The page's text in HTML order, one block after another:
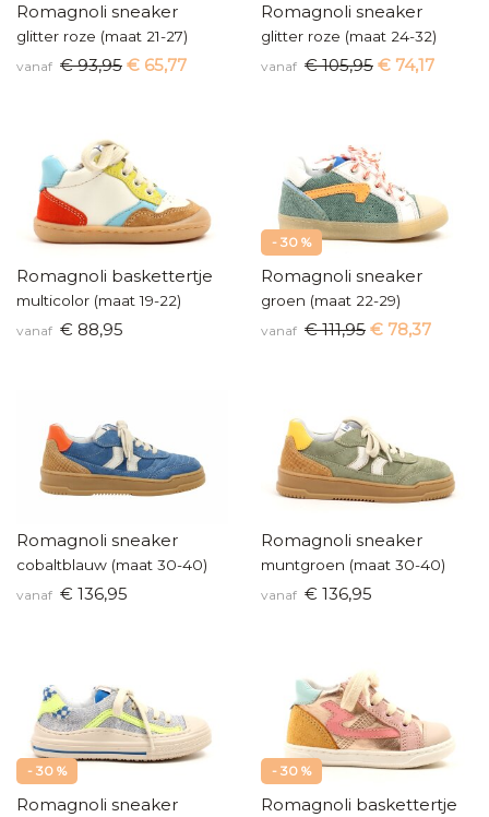
Romagnoli sneaker
glitter roze (maat 21-27)
vanaf € 93,95 € 65,77
Romagnoli sneaker
glitter roze (maat 24-32)
vanaf € 105,95 € 74,17
Romagnoli baskettertje
multicolor (maat 19-22)
vanaf € 88,95
- 30 %
Romagnoli sneaker
groen (maat 22-29)
vanaf € 111,95 € 78,37
Romagnoli sneaker
cobaltblauw (maat 30-40)
vanaf € 136,95
Romagnoli sneaker
muntgroen (maat 30-40)
vanaf € 136,95
- 30 %
Romagnoli sneaker
- 30 %
Romagnoli baskettertje